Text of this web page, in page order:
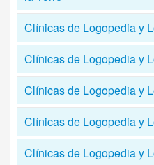
Clínicas de Logopedia y
Clínicas de Logopedia y
Clínicas de Logopedia y
Clínicas de Logopedia y
Clínicas de Logopedia y